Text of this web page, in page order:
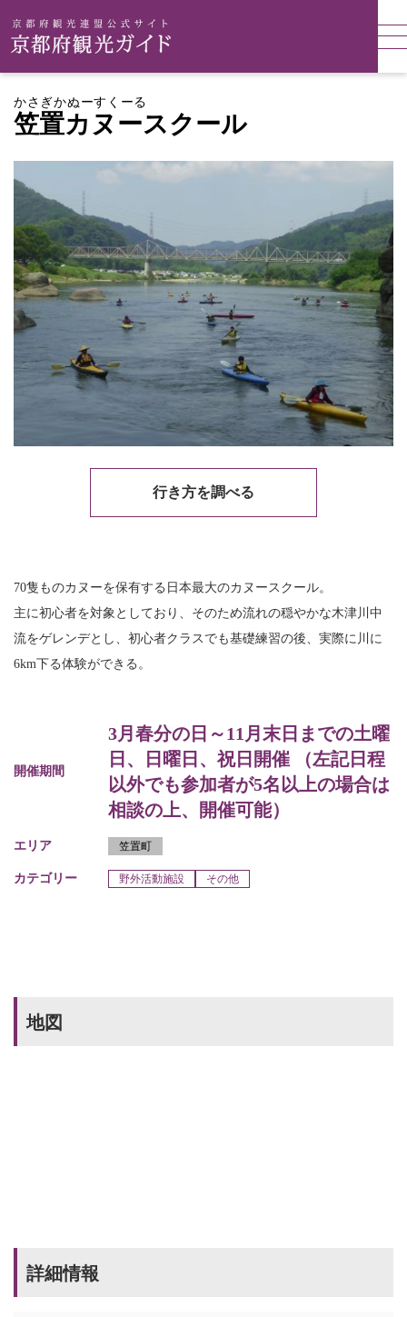
笠置カヌースクール
かさぎかぬーすくーる
行き方を調べる
70隻ものカヌーを保有する日本最大のカヌースクール。
主に初心者を対象としており、そのため流れの穏やかな木津川中
流をゲレンデとし、初心者クラスでも基礎練習の後、実際に川に
6km下る体験ができる。
開催期間
3月春分の日～11月末日までの土曜
日、日曜日、祝日開催 （左記日程
以外でも参加者が5名以上の場合は
相談の上、開催可能）
エリア 笠置町
カテゴリー 野外活動施設 その他
地図
詳細情報